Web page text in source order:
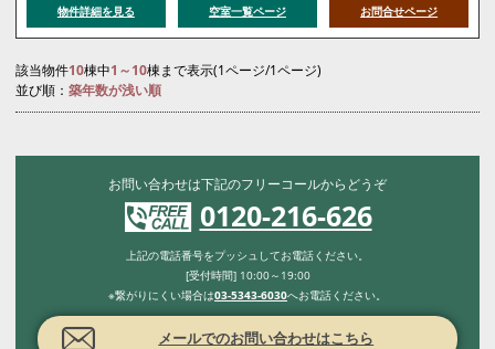
物件詳細を見る 空室一覧ページ お問合せページ
該当物件10棟中1～10棟まで表示(1ページ/1ページ)
並び順： 築年数が浅い順
お問い合わせは下記のフリーコールからどうぞ
0120-216-626
上記の電話番号をプッシュしてお電話ください。
[受付時間] 10:00～19:00
※繋がりにくい場合は03-5343-6030へお電話ください。
メールでのお問い合わせはこちら